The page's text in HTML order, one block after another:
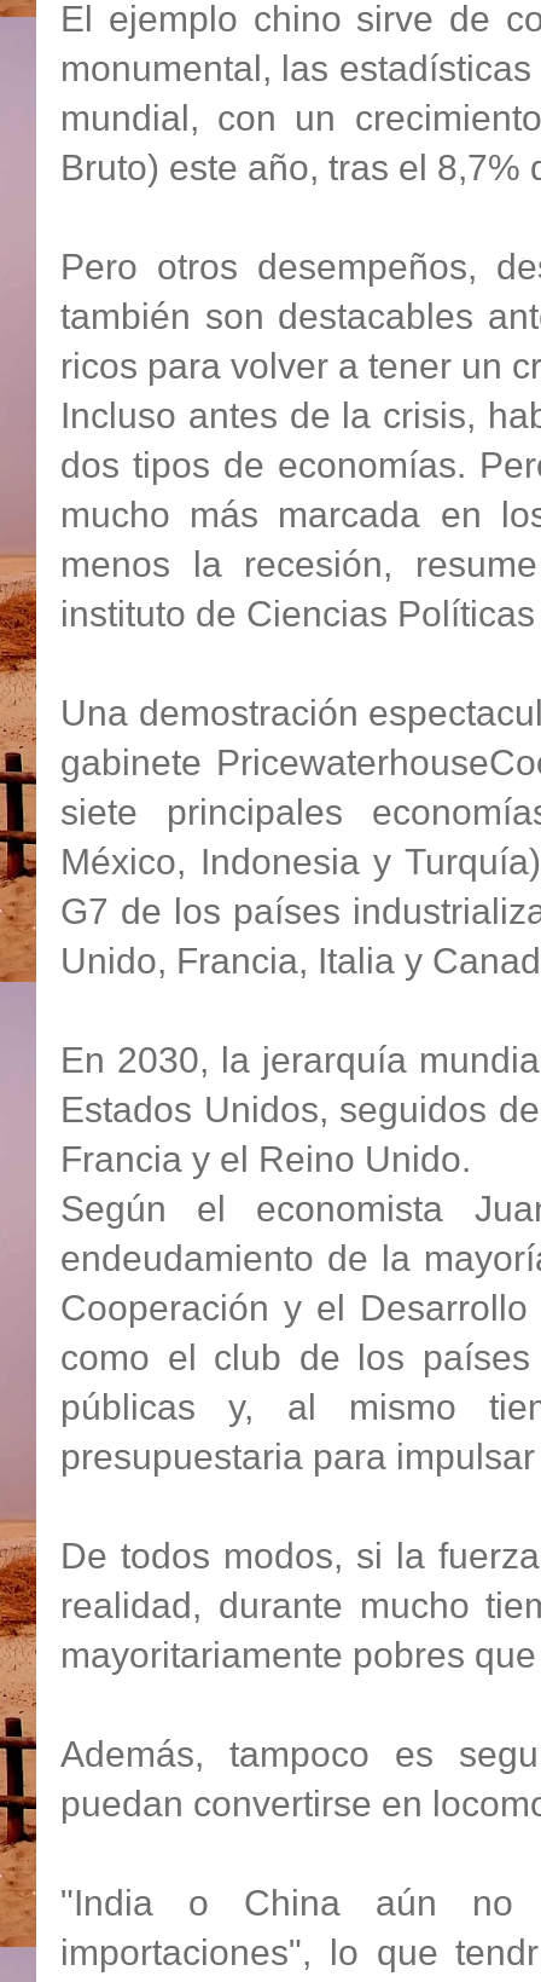
El ejemplo chino sirve de
monumental, las
mundial, con un
Bruto) este año, tras el 8,7%
Pero otros desempeños,
también son destacables
ricos para volver a tener un
Incluso antes de la crisis,
dos tipos de economías.
mucho más marcada en
menos la recesión,
instituto de Ciencias
Una demostración
gabinete
siete principales
México, Indonesia y
G7 de los países
Unido, Francia, Italia y
En 2030, la jerarquía
Estados Unidos, seguidos
Francia y el Reino Unido.
Según el economista
endeudamiento de la
Cooperación y el
como el club de los
públicas y, al mismo
presupuestaria para
De todos modos, si la
realidad, durante mucho
mayoritariamente pobres
Además, tampoco es
puedan convertirse en
"India o China aún no
importaciones", lo que